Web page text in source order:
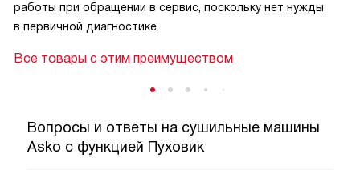
работы при обращении в сервис, поскольку нет нужды
в первичной диагностике.
Все товары с этим преимуществом
Вопросы и ответы на сушильные машины
Asko с функцией Пуховик